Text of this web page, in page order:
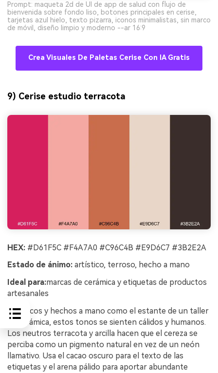
Prompt: maqueta 2d de UI de app de salud con flujo de
bienvenida sobre fondo liso, botones principales en cerise,
tarjetas azul hielo, texto pizarra, iconos minimalistas, sin marco
de móvil, diseño limpio y moderno --ar 16:9
Crea Visuales De Paletas Cerise Con IA Gratis
9) Cerise estudio terracota
HEX: #D61F5C #F4A7A0 #C96C4B #E9D6C7 #3B2E2A
Estado de ánimo: artístico, terroso, hecho a mano
Ideal para:marcas de cerámica y etiquetas de productos
artesanales
Artísticos y hechos a mano como el estante de un taller
de cerámica, estos tonos se sienten cálidos y humanos.
Los neutros terracota y arcilla hacen que el cereza se
perciba como un pigmento natural en vez de un neón
llamativo. Usa el cacao oscuro para el texto de las
etiquetas y el arena pálido para aportar abundante